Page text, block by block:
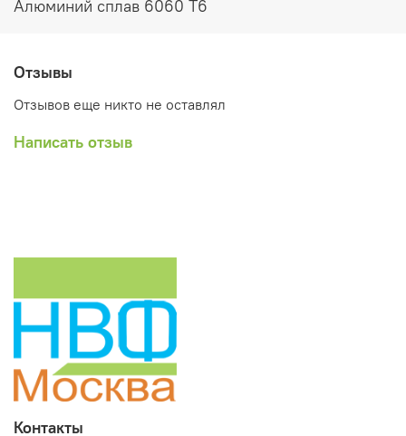
Алюминий сплав 6060 Т6
Отзывы
Отзывов еще никто не оставлял
Написать отзыв
Контакты